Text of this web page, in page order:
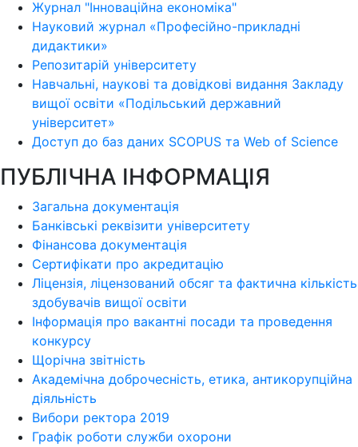
Журнал "Інноваційна економіка"
Науковий журнал «Професійно-прикладні
дидактики»
Репозитарій університету
Навчальні, наукові та довідкові видання Закладу
вищої освіти «Подільський державний
університет»
Доступ до баз даних SCOPUS та Web of Science
ПУБЛІЧНА ІНФОРМАЦІЯ
Загальна документація
Банківські реквізити університету
Фінансова документація
Сертифікати про акредитацію
Ліцензія, ліцензований обсяг та фактична кількість
здобувачів вищої освіти
Інформація про вакантні посади та проведення
конкурсу
Щорічна звітність
Академічна доброчесність, етика, антикорупційна
діяльність
Вибори ректора 2019
Графік роботи служби охорони